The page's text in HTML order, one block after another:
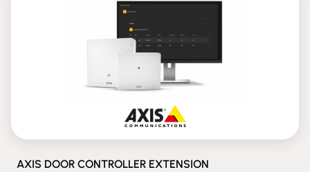
AXIS DOOR CONTROLLER EXTENSION